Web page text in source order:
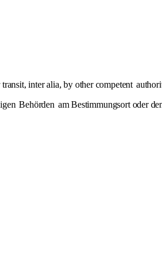
inter alia, by other competent
Behörden am Bestimmungsort oder